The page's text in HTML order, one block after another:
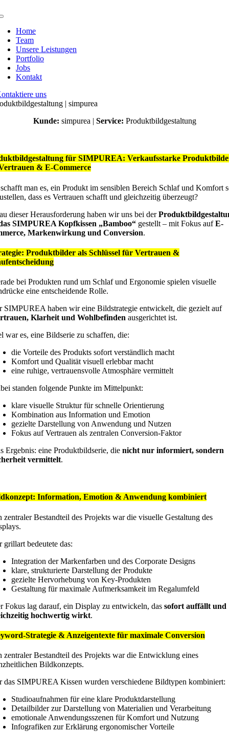
Inhalt
Home
Team
Unsere Leistungen
Portfolio
Jobs
Kontakt
uns
| simpurea
Kunde: simpurea | Service: Produktbildgestaltung
für SIMPUREA: Verkaufsstarke
& E-Commerce
man es, ein Produkt im sensiblen Bereich Schlaf und Komfort
dass es Vertrauen schafft und gleichzeitig überzeugt?
dieser Herausforderung haben wir uns bei der
SIMPUREA Kopfkissen „Bamboo“ gestellt – mit Fokus aufE-
Markenwirkung und Conversion.
Produktbilder als Schlüssel für Vertrauen &
bei Produkten rund um Schlaf und Ergonomie spielen visuelle
eine entscheidende Rolle.
SIMPUREA haben wir eine Bildstrategie entwickelt, die gezielt auf
Klarheit und Wohlbefinden ausgerichtet ist.
war es, eine Bildserie zu schaffen, die:
die Vorteile des Produkts sofort verständlich macht
Komfort und Qualität visuell erlebbar macht
eine ruhige, vertrauensvolle Atmosphäre vermittelt
standen folgende Punkte im Mittelpunkt:
klare visuelle Struktur für schnelle Orientierung
Kombination aus Information und Emotion
gezielte Darstellung von Anwendung und Nutzen
Fokus auf Vertrauen als zentralen Conversion-Faktor
Ergebnis: eine Produktbildserie, die nicht nur informiert, sondern
vermittelt.
Information, Emotion & Anwendung kombiniert
zentraler Bestandteil des Projekts war die visuelle Gestaltung des
grillart bedeutete das:
Integration der Markenfarben und des Corporate Designs
klare, strukturierte Darstellung der Produkte
gezielte Hervorhebung von Key-Produkten
Gestaltung für maximale Aufmerksamkeit im Regalumfeld
Fokus lag darauf, ein Display zu entwickeln, das sofort auffällt und
hochwertig wirkt.
Strategie & Anzeigentexte für maximale Conversion
zentraler Bestandteil des Projekts war die Entwicklung eines
Bildkonzepts.
das SIMPUREA Kissen wurden verschiedene Bildtypen kombiniert:
Studioaufnahmen für eine klare Produktdarstellung
Detailbilder zur Darstellung von Materialien und Verarbeitung
emotionale Anwendungsszenen für Komfort und Nutzung
Infografiken zur Erklärung ergonomischer Vorteile